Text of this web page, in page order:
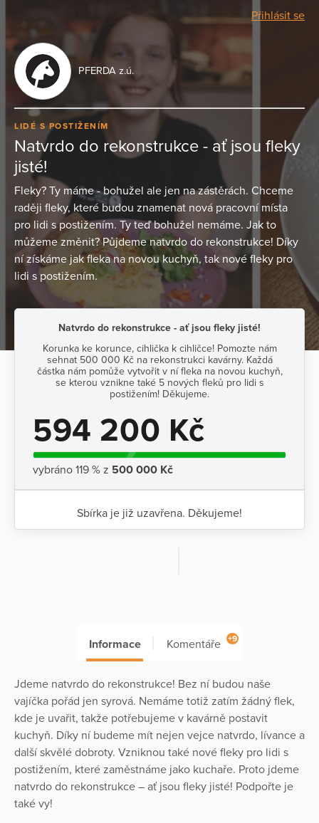
Přihlásit se
PFERDA z.ú.
LIDÉ S POSTIŽENÍM
Natvrdo do rekonstrukce - ať jsou fleky
jisté!
Fleky? Ty máme - bohužel ale jen na zástěrách. Chceme
raději fleky, které budou znamenat nová pracovní místa
pro lidi s postižením. Ty teď bohužel nemáme. Jak to
můžeme změnit? Půjdeme natvrdo do rekonstrukce! Díky
ní získáme jak fleka na novou kuchyň, tak nové fleky pro
lidi s postižením.
Natvrdo do rekonstrukce - ať jsou fleky jisté!
Korunka ke korunce, cihlička k cihličce! Pomozte nám
sehnat 500 000 Kč na rekonstrukci kavárny. Každá
částka nám pomůže vytvořit v ní fleka na novou kuchyň,
se kterou vznikne také 5 nových fleků pro lidi s
postižením! Děkujeme.
594 200 Kč
vybráno 119 % z 500 000 Kč
Sbírka je již uzavřena. Děkujeme!
Informace Komentáře +9
Jdeme natvrdo do rekonstrukce! Bez ní budou naše
vajíčka pořád jen syrová. Nemáme totiž zatím žádný flek,
kde je uvařit, takže potřebujeme v kavárně postavit
kuchyň. Díky ní budeme mít nejen vejce natvrdo, lívance a
další skvělé dobroty. Vzniknou také nové fleky pro lidi s
postižením, které zaměstnáme jako kuchaře. Proto jdeme
natvrdo do rekonstrukce – ať jsou fleky jisté! Podpořte je
také vy!